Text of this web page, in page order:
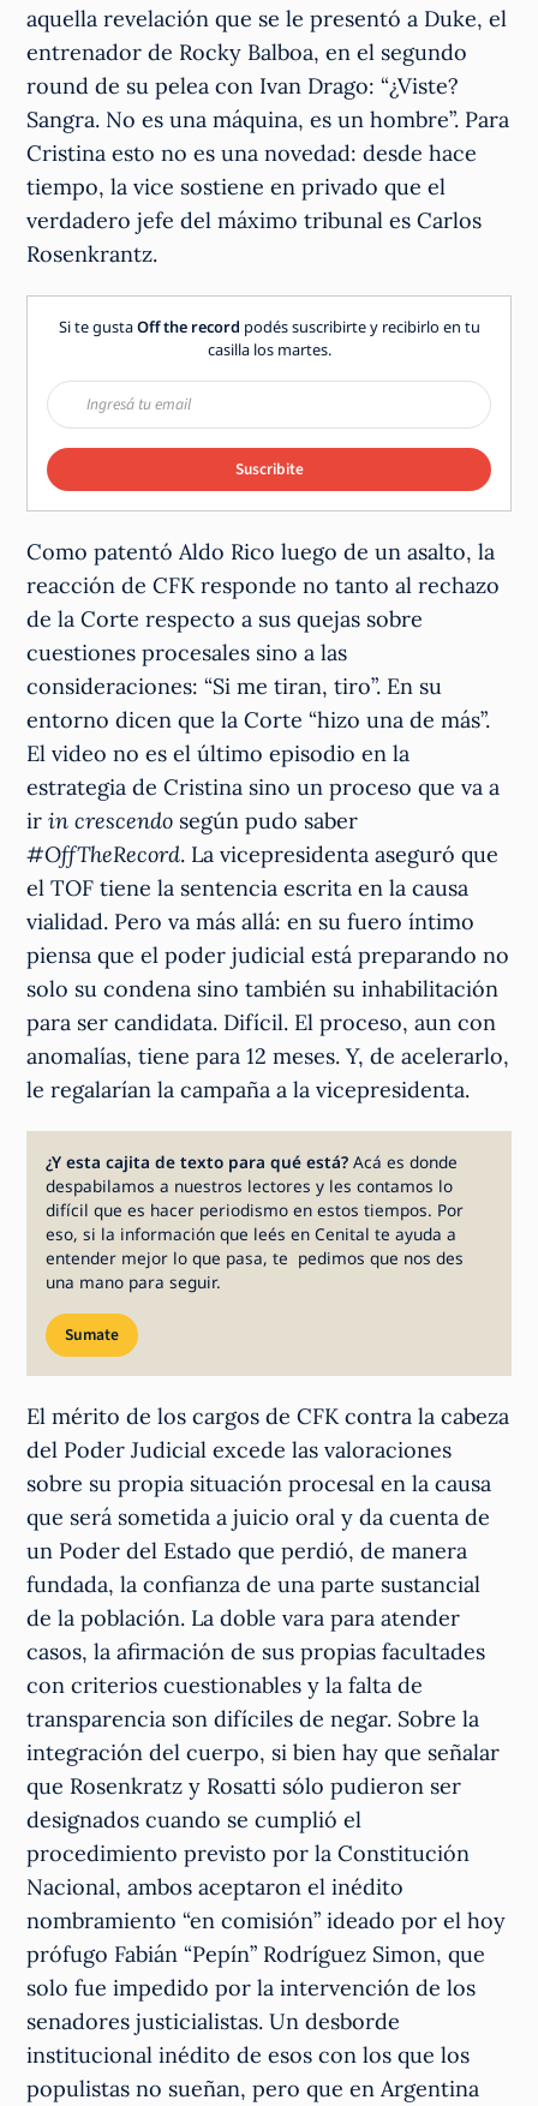
aquella revelación que se le presentó a Duke, el
entrenador de Rocky Balboa, en el segundo
round de su pelea con Ivan Drago: “¿Viste?
Sangra. No es una máquina, es un hombre”. Para
Cristina esto no es una novedad: desde hace
tiempo, la vice sostiene en privado que el
verdadero jefe del máximo tribunal es Carlos
Rosenkrantz.
Si te gustaOff the record podés suscribirte y recibirlo en tu
casilla los martes.
Suscribite
Como patentó Aldo Rico luego de un asalto, la
reacción de CFK responde no tanto al rechazo
de la Corte respecto a sus quejas sobre
cuestiones procesales sino a las
consideraciones: “Si me tiran, tiro”. En su
entorno dicen que la Corte “hizo una de más”.
El video no es el último episodio en la
estrategia de Cristina sino un proceso que va a
irin crescendo según pudo saber
#OffTheRecord. La vicepresidenta aseguró que
el TOF tiene la sentencia escrita en la causa
vialidad. Pero va más allá: en su fuero íntimo
piensa que el poder judicial está preparando no
solo su condena sino también su inhabilitación
para ser candidata. Difícil. El proceso, aun con
anomalías, tiene para 12 meses. Y, de acelerarlo,
le regalarían la campaña a la vicepresidenta.
¿Y esta cajita de texto para qué está?Acá es donde
despabilamos a nuestros lectores y les contamos lo
difícil que es hacer periodismo en estos tiempos. Por
eso, si la información que leés en Cenital te ayuda a
entender mejor lo que pasa, te pedimos que nos des
una mano para seguir.
Sumate
El mérito de los cargos de CFK contra la cabeza
del Poder Judicial excede las valoraciones
sobre su propia situación procesal en la causa
que será sometida a juicio oral y da cuenta de
un Poder del Estado que perdió, de manera
fundada, la confianza de una parte sustancial
de la población. La doble vara para atender
casos, la afirmación de sus propias facultades
con criterios cuestionables y la falta de
transparencia son difíciles de negar. Sobre la
integración del cuerpo, si bien hay que señalar
que Rosenkratz y Rosatti sólo pudieron ser
designados cuando se cumplió el
procedimiento previsto por la Constitución
Nacional, ambos aceptaron el inédito
nombramiento “en comisión” ideado por el hoy
prófugo Fabián “Pepín” Rodríguez Simon, que
solo fue impedido por la intervención de los
senadores justicialistas. Un desborde
institucional inédito de esos con los que los
populistas no sueñan, pero que en Argentina